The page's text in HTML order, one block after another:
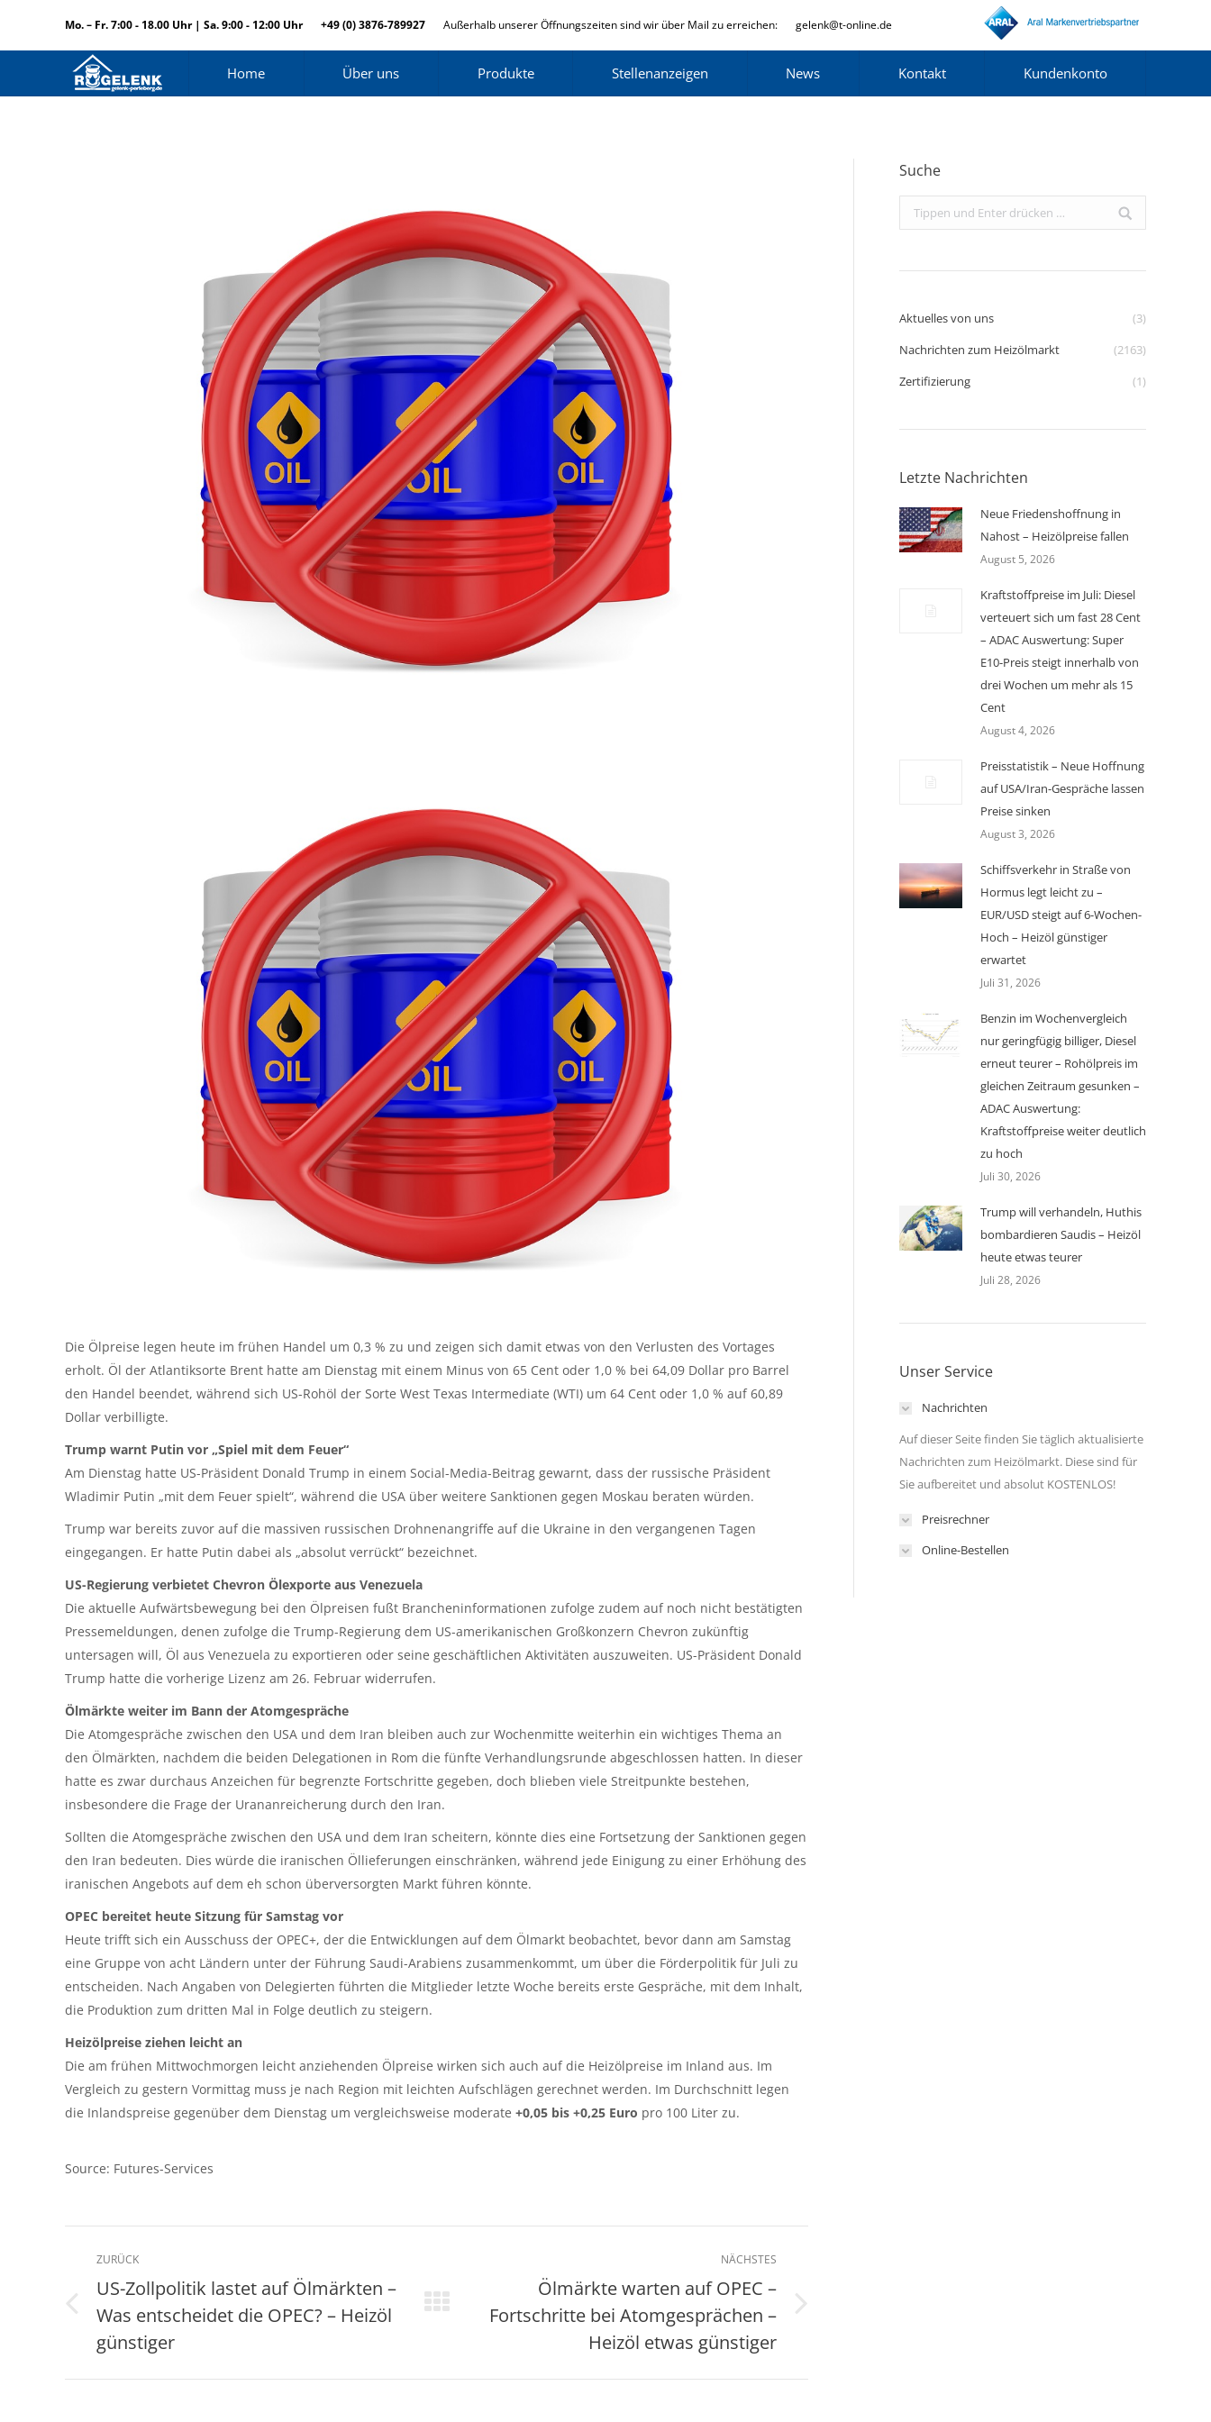
Mo. – Fr. 7:00 - 18.00 Uhr | Sa. 9:00 - 12:00 Uhr +49 (0) 3876-789927 Außerhalb unserer Öffnungszeiten sind wir über Mail zu erreichen: gelenk@t-online.de
Home Über uns Produkte Stellenanzeigen News Kontakt Kundenkonto
Die Ölpreise legen heute im frühen Handel um 0,3 % zu und zeigen sich damit etwas von den Verlusten des Vortages
erholt. Öl der Atlantiksorte Brent hatte am Dienstag mit einem Minus von 65 Cent oder 1,0 % bei 64,09 Dollar pro Barrel
den Handel beendet, während sich US-Rohöl der Sorte West Texas Intermediate (WTI) um 64 Cent oder 1,0 % auf 60,89
Dollar verbilligte.
Trump warnt Putin vor „Spiel mit dem Feuer“
Am Dienstag hatte US-Präsident Donald Trump in einem Social-Media-Beitrag gewarnt, dass der russische Präsident
Wladimir Putin „mit dem Feuer spielt“, während die USA über weitere Sanktionen gegen Moskau beraten würden.
Trump war bereits zuvor auf die massiven russischen Drohnenangriffe auf die Ukraine in den vergangenen Tagen
eingegangen. Er hatte Putin dabei als „absolut verrückt“ bezeichnet.
US-Regierung verbietet Chevron Ölexporte aus Venezuela
Die aktuelle Aufwärtsbewegung bei den Ölpreisen fußt Brancheninformationen zufolge zudem auf noch nicht bestätigten
Pressemeldungen, denen zufolge die Trump-Regierung dem US-amerikanischen Großkonzern Chevron zukünftig
untersagen will, Öl aus Venezuela zu exportieren oder seine geschäftlichen Aktivitäten auszuweiten. US-Präsident Donald
Trump hatte die vorherige Lizenz am 26. Februar widerrufen.
Ölmärkte weiter im Bann der Atomgespräche
Die Atomgespräche zwischen den USA und dem Iran bleiben auch zur Wochenmitte weiterhin ein wichtiges Thema an
den Ölmärkten, nachdem die beiden Delegationen in Rom die fünfte Verhandlungsrunde abgeschlossen hatten. In dieser
hatte es zwar durchaus Anzeichen für begrenzte Fortschritte gegeben, doch blieben viele Streitpunkte bestehen,
insbesondere die Frage der Urananreicherung durch den Iran.
Sollten die Atomgespräche zwischen den USA und dem Iran scheitern, könnte dies eine Fortsetzung der Sanktionen gegen
den Iran bedeuten. Dies würde die iranischen Öllieferungen einschränken, während jede Einigung zu einer Erhöhung des
iranischen Angebots auf dem eh schon überversorgten Markt führen könnte.
OPEC bereitet heute Sitzung für Samstag vor
Heute trifft sich ein Ausschuss der OPEC+, der die Entwicklungen auf dem Ölmarkt beobachtet, bevor dann am Samstag
eine Gruppe von acht Ländern unter der Führung Saudi-Arabiens zusammenkommt, um über die Förderpolitik für Juli zu
entscheiden. Nach Angaben von Delegierten führten die Mitglieder letzte Woche bereits erste Gespräche, mit dem Inhalt,
die Produktion zum dritten Mal in Folge deutlich zu steigern.
Heizölpreise ziehen leicht an
Die am frühen Mittwochmorgen leicht anziehenden Ölpreise wirken sich auch auf die Heizölpreise im Inland aus. Im
Vergleich zu gestern Vormittag muss je nach Region mit leichten Aufschlägen gerechnet werden. Im Durchschnitt legen
die Inlandspreise gegenüber dem Dienstag um vergleichsweise moderate +0,05 bis +0,25 Euro pro 100 Liter zu.
Source: Futures-Services
Kommentarnavigation
ZURÜCK
Vorheriger
Beitrag:
US-Zollpolitik lastet auf Ölmärkten –
Was entscheidet die OPEC? – Heizöl
günstiger
NÄCHSTES
Nächster
Ölmärkte warten auf OPEC –
Fortschritte bei Atomgesprächen –
Heizöl etwas günstiger
Suche
Search:
Aktuelles von uns
(3)
Nachrichten zum Heizölmarkt
(2163)
Zertifizierung
(1)
Letzte Nachrichten
Neue Friedenshoffnung in
Nahost – Heizölpreise fallen
August 5, 2026
Kraftstoffpreise im Juli: Diesel
verteuert sich um fast 28 Cent
– ADAC Auswertung: Super
E10-Preis steigt innerhalb von
drei Wochen um mehr als 15
Cent
August 4, 2026
Preisstatistik – Neue Hoffnung
auf USA/Iran-Gespräche lassen
Preise sinken
August 3, 2026
Schiffsverkehr in Straße von
Hormus legt leicht zu –
EUR/USD steigt auf 6-Wochen-
Hoch – Heizöl günstiger
erwartet
Juli 31, 2026
Benzin im Wochenvergleich
nur geringfügig billiger, Diesel
erneut teurer – Rohölpreis im
gleichen Zeitraum gesunken –
ADAC Auswertung:
Kraftstoffpreise weiter deutlich
zu hoch
Juli 30, 2026
Trump will verhandeln, Huthis
bombardieren Saudis – Heizöl
heute etwas teurer
Juli 28, 2026
Unser Service
Nachrichten
Auf dieser Seite finden Sie täglich aktualisierte
Nachrichten zum Heizölmarkt. Diese sind für
Sie aufbereitet und absolut KOSTENLOS!
Preisrechner
Online-Bestellen